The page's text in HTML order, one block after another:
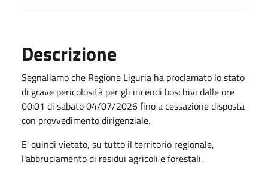
Descrizione
Segnaliamo che Regione Liguria ha proclamato lo stato
di grave pericolosità per gli incendi boschivi dalle ore
00:01 di sabato 04/07/2026 fino a cessazione disposta
con provvedimento dirigenziale.
E' quindi vietato, su tutto il territorio regionale,
l’abbruciamento di residui agricoli e forestali.